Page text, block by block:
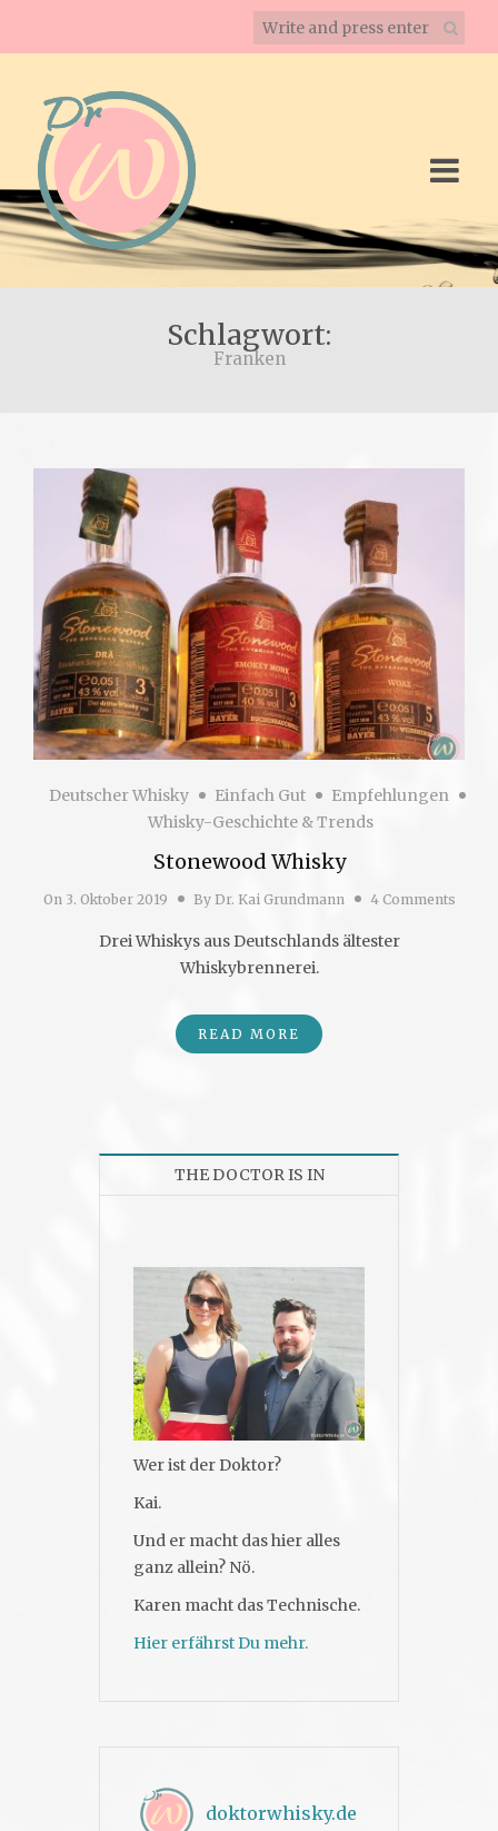
Schlagwort:
Franken
Deutscher Whisky Einfach Gut
Empfehlungen
Whisky-Geschichte & Trends
Stonewood Whisky
On 3. Oktober 2019 By Dr. Kai Grundmann 4 Comments
Drei Whiskys aus Deutschlands ältester
Whiskybrennerei.
READ MORE
THE DOCTOR IS IN
Wer ist der Doktor?
Kai.
Und er macht das hier alles
ganz allein? Nö.
Karen macht das Technische.
Hier erfährst Du mehr.
doktorwhisky.de